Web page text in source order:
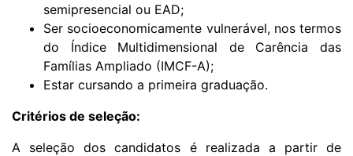
semipresencial ou EAD;
Ser socioeconomicamente vulnerável, nos termos
do Índice Multidimensional de Carência das
Famílias Ampliado (IMCF-A);
Estar cursando a primeira graduação.
Critérios de seleção:
A seleção dos candidatos é realizada a partir de